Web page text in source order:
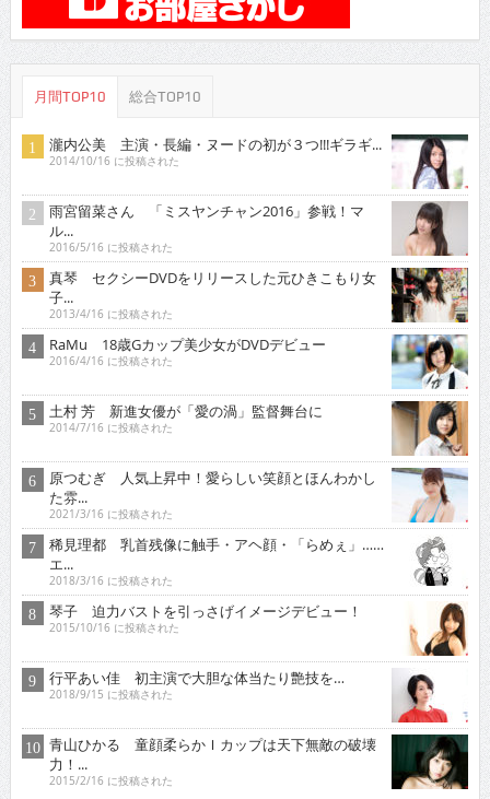
月間TOP10 総合TOP10
瀧内公美 主演・長編・ヌードの初が３つ!!!ギラギ...
2014/10/16 に投稿された
雨宮留菜さん 「ミスヤンチャン2016」参戦！マ
ル...
2016/5/16 に投稿された
真琴 セクシーDVDをリリースした元ひきこもり女
子...
2013/4/16 に投稿された
RaMu 18歳Gカップ美少女がDVDデビュー
2016/4/16 に投稿された
土村 芳 新進女優が「愛の渦」監督舞台に
2014/7/16 に投稿された
原つむぎ 人気上昇中！愛らしい笑顔とほんわかし
た雰...
2021/3/16 に投稿された
稀見理都 乳首残像に触手・アヘ顔・「らめぇ」……
エ...
2018/3/16 に投稿された
琴子 迫力バストを引っさげイメージデビュー！
2015/10/16 に投稿された
行平あい佳 初主演で大胆な体当たり艶技を…
2018/9/15 に投稿された
青山ひかる 童顔柔らかＩカップは天下無敵の破壊
力！...
2015/2/16 に投稿された